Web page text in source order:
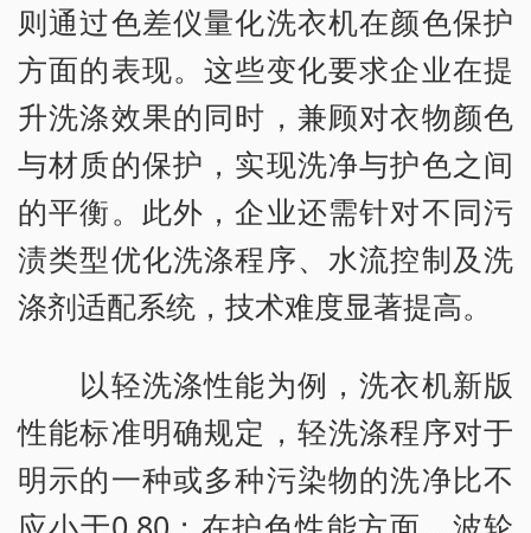
则通过色差仪量化洗衣机在颜色保护
方面的表现。这些变化要求企业在提
升洗涤效果的同时，兼顾对衣物颜色
与材质的保护，实现洗净与护色之间
的平衡。此外，企业还需针对不同污
渍类型优化洗涤程序、水流控制及洗
涤剂适配系统，技术难度显著提高。
以轻洗涤性能为例，洗衣机新版
性能标准明确规定，轻洗涤程序对于
明示的一种或多种污染物的洗净比不